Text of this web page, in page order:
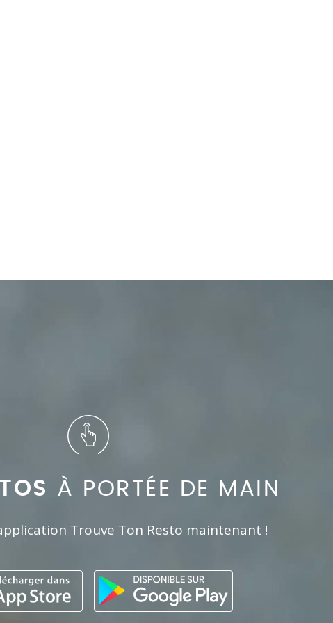
À PORTÉE DE MAIN
Trouve Ton Resto maintenant !